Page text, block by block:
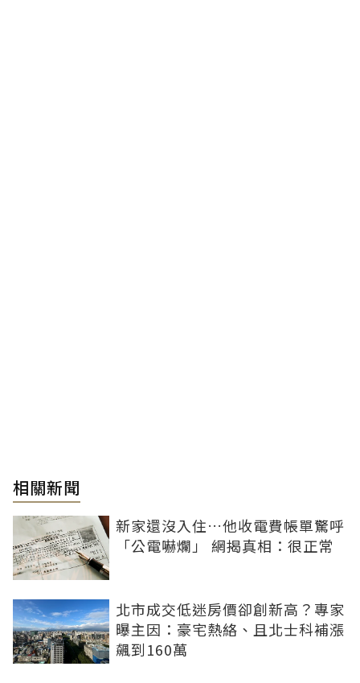
相關新聞
新家還沒入住…他收電費帳單驚呼
「公電嚇爛」 網揭真相：很正常
北市成交低迷房價卻創新高？專家
曝主因：豪宅熱絡、且北士科補漲
飆到160萬